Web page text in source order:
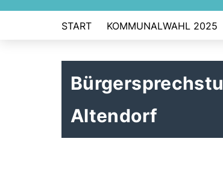
START KOMMUNALWAHL 2025
Altendorf